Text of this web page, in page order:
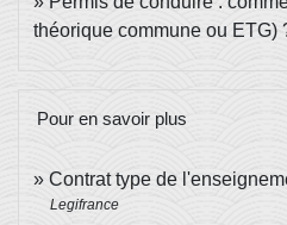
théorique commune ou ETG)
Pour en savoir plus
Contrat type de
Legifrance